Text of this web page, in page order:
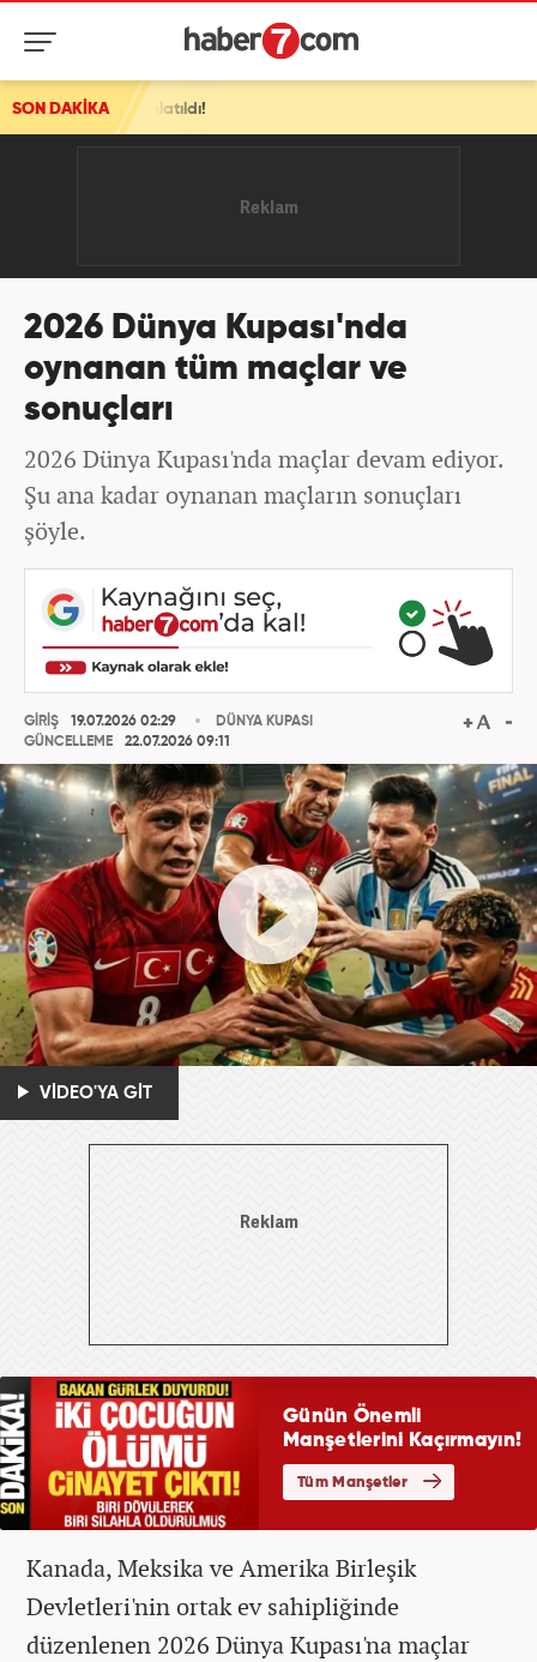
SON DAKİKA
2026 Dünya Kupası'nda
oynanan tüm maçlar ve
sonuçları
2026 Dünya Kupası'nda maçlar devam ediyor.
Şu ana kadar oynanan maçların sonuçları
şöyle.
GİRİŞ
19.07.2026 02:29
GÜNCELLEME
22.07.2026 09:11
DÜNYA KUPASI
VİDEO'YA GİT
Kanada, Meksika ve Amerika Birleşik
Devletleri'nin ortak ev sahipliğinde
düzenlenen 2026 Dünya Kupası'na maçlar